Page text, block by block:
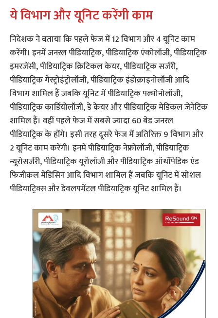
ये विभाग और यूनिट करेंगी काम
निदेशक ने बताया कि पहले फेज में 12 विभाग और 4 यूनिट काम
करेंगी। इनमें जनरल पीडियाट्रिक, पीडियाट्रिक एंकोलॉजी, पीडियाट्रिक
इमरजेंसी, पीडियाट्रिक क्रिटिकल केयर, पीडियाट्रिक सर्जरी,
पीडियाट्रिक गेस्ट्रोइंट्रोलॉजी, पीडियाट्रिक इंडोक्राइनोलॉजी आदि
विभाग शामिल हैं जबकि यूनिट में पीडियाट्रिक पल्मोनोलॉजी,
पीडियाट्रिक कार्डियोलॉजी, डे केयर और पीडियाट्रिक मेडिकल जेनेटिक
शामिल हैं। वहीं पहले फेज में सबसे ज्यादा 60 बेड जनरल
पीडियाट्रिक के होंगे। इसी तरह दूसरे फेज में अतिरिक्त 9 विभाग और
2 यूनिट काम करेंगी। इनमें पीडियाट्रिक नेफ्रोलॉजी, पीडियाट्रिक
न्यूरोसर्जरी, पीडियाट्रिक यूरोलॉजी और पीडियाट्रिक ऑर्थोपेडिक एंड
फिजीकल मेडिसिन आदि विभाग शामिल हैं जबकि यूनिट में सोशल
पीडियाट्रिक्स और डेवलपमेंटल पीडियाट्रिक यूनिट शामिल हैं।